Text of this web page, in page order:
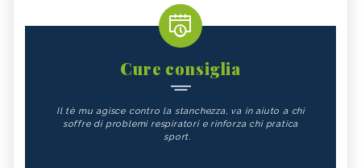
Cure consiglia
Il tè mu agisce contro la stanchezza, va in aiuto a chi
soffre di problemi respiratori e rinforza chi pratica
sport.